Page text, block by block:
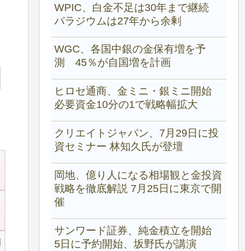
WPIC、白金不足は30年まで継続
パラジウムは27年から余剰
WGC、各国中銀の金保有増を予
測 45％が自国増を計画
ヒロセ通商、金ミニ・銀ミニ開始
必要資金10分の1で戦略幅拡大
クリエイトジャパン、7月29日に投
資セミナー 林知久氏が登壇
岡地、億り人になる相場観と金投資
戦略を徹底解説 7月25日に東京で開
催
サンワード証券、純金積立を開始
5日に予約開始、坂野氏が講演